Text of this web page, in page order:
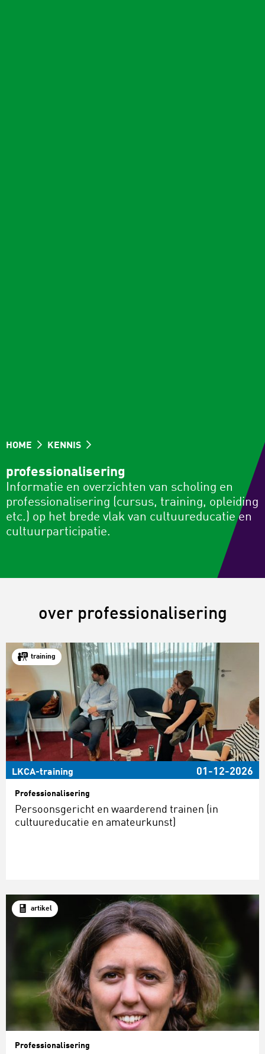
HOME KENNIS
professionalisering
Informatie en overzichten van scholing en
professionalisering (cursus, training, opleiding
etc.) op het brede vlak van cultuureducatie en
cultuurparticipatie.
over professionalisering
training
LKCA-training 01-12-2026
Professionalisering
Persoonsgericht en waarderend trainen (in
cultuureducatie en amateurkunst)
artikel
Professionalisering